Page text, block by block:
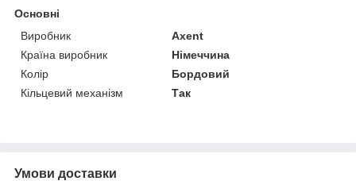
Основні
Виробник
Axent
Країна виробник
Німеччина
Колір
Бордовий
Кільцевий механізм
Так
Умови доставки